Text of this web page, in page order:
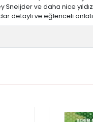
ve daha nice
detaylı ve eğlenceli